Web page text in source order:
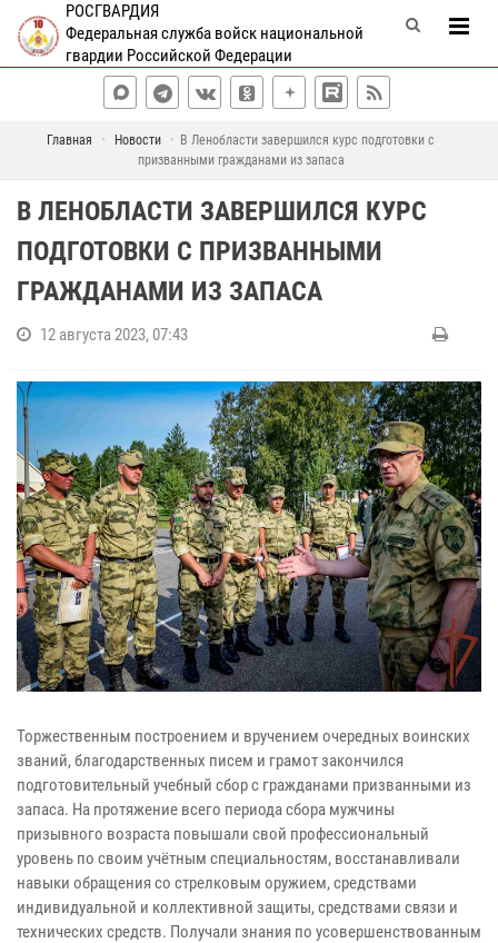
РОСГВАРДИЯ
Федеральная служба войск национальной
гвардии Российской Федерации
Главная Новости
В Ленобласти завершился курс подготовки с
призванными гражданами из запаса
В ЛЕНОБЛАСТИ ЗАВЕРШИЛСЯ КУРС
ПОДГОТОВКИ С ПРИЗВАННЫМИ
ГРАЖДАНАМИ ИЗ ЗАПАСА
12 августа 2023, 07:43
Торжественным построением и вручением очередных воинских
званий, благодарственных писем и грамот закончился
подготовительный учебный сбор с гражданами призванными из
запаса. На протяжение всего периода сбора мужчины
призывного возраста повышали свой профессиональный
уровень по своим учётным специальностям, восстанавливали
навыки обращения со стрелковым оружием, средствами
индивидуальной и коллективной защиты, средствами связи и
технических средств. Получали знания по усовершенствованным